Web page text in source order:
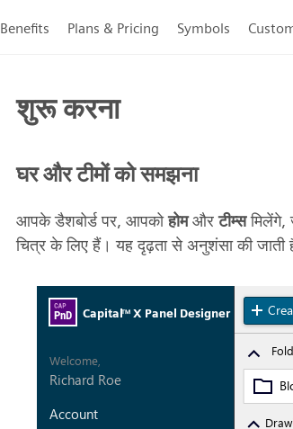
Benefits Plans & Pricing Symbols
शुरू करना
घर और टीमों को समझना
आपके डैशबोर्ड पर, आपकोहोमऔरटीम्समिलेंगे,
चित्र के लिए हैं। यह दृढ़ता से अनुशंसा की